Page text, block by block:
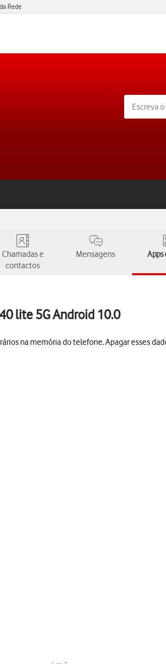
Rede
Chamadas e
contactos
Mensagens Apps
lite 5G Android 10.0
na memória do telefone. Apagar esses